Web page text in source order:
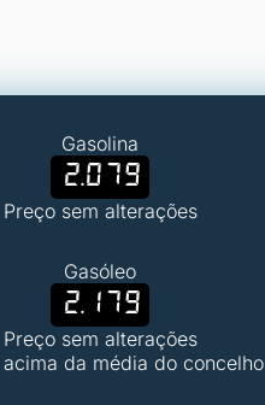
Gasolina
2.079
Preço sem alterações
Gasóleo
2.179
Preço sem alterações
acima da média do concelho